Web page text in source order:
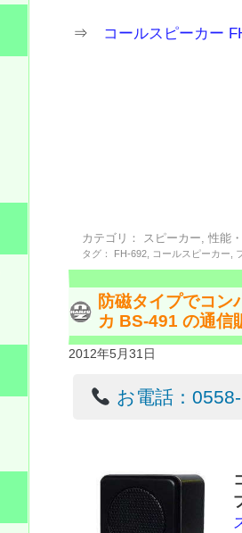
⇒ コールスピーカー
カテゴリ： スピーカー,性能
タグ： FH-692 コールスピーカー
防磁タイプでコン
カ BS-491 の通信
2012年5月31日
お電話：